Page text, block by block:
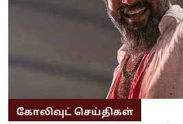
கோலிவுட் செய்திகள்